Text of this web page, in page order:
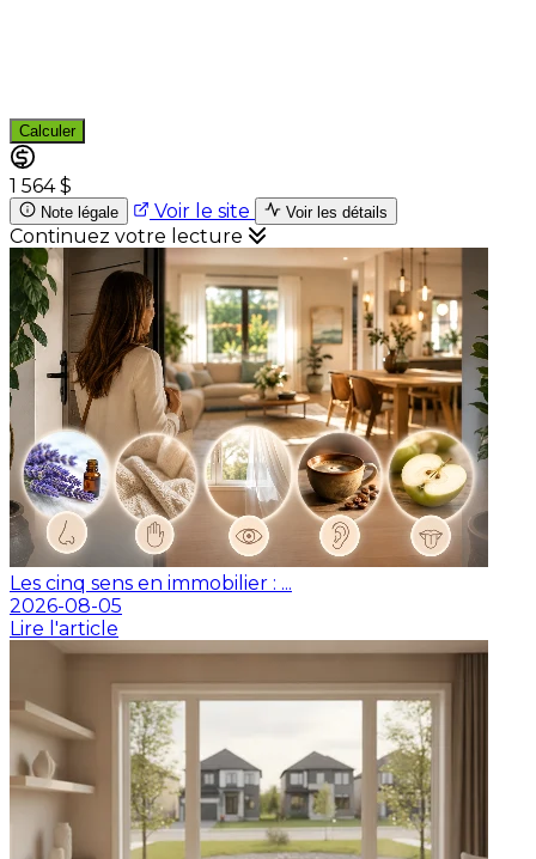
Calculer
1 564 $
Note légale Voir le site Voir les détails
Continuez votre lecture
Les cinq sens en immobilier : ...
2026-08-05
Lire l'article